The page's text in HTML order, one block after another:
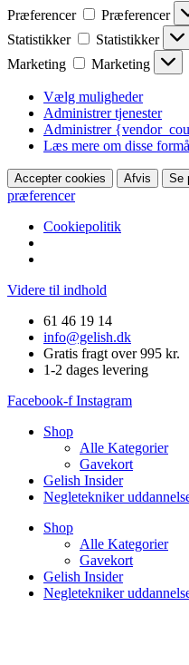
Præferencer
Præferencer
Statistikker
Statistikker
Marketing
Marketing
Vælg muligheder
Administrer tjenester
Administrer
Læs mere om disse
Accepter cookies Afvis Se
præferencer
Cookiepolitik
Videre til indhold
61 46 19 14
info@gelish.dk
Gratis fragt over 995 kr.
1-2 dages levering
Facebook-f Instagram
Shop
Alle Kategorier
Gavekort
Gelish Insider
Negletekniker
Shop
Alle Kategorier
Gavekort
Gelish Insider
Negletekniker